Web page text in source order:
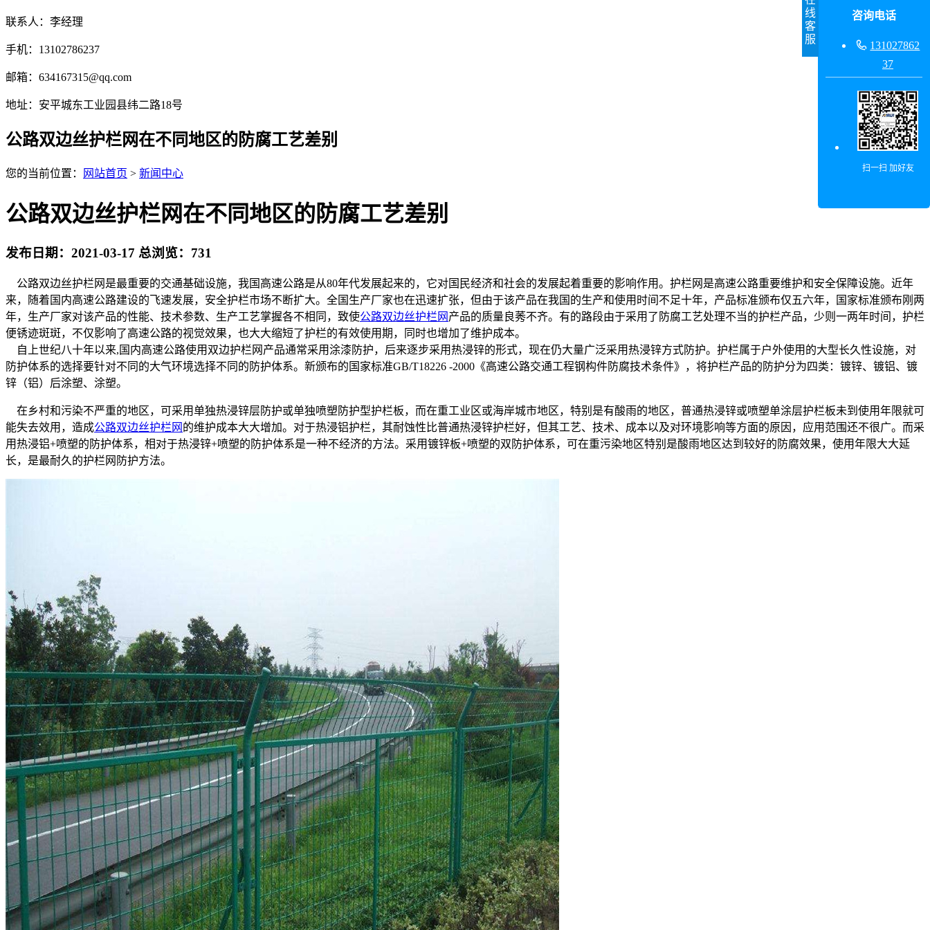
联系人：李经理
手机：13102786237
邮箱：634167315@qq.com
地址：安平城东工业园县纬二路18号
公路双边丝护栏网在不同地区的防腐工艺差别
您的当前位置： 网站首页 > 新闻中心
公路双边丝护栏网在不同地区的防腐工艺差别
发布日期：2021-03-17 总浏览： 731
公路双边丝护栏网是最重要的交通基础设施，我国高速公路是从80年代发展起来的，它对国民经济和社会的发展起着重要的影响作用。护栏网是高速公路重要维护和安全保障设施。近年
来，随着国内高速公路建设的飞速发展，安全护栏市场不断扩大。全国生产厂家也在迅速扩张，但由于该产品在我国的生产和使用时间不足十年，产品标准颁布仅五六年，国家标准颁布刚两
年，生产厂家对该产品的性能、技术参数、生产工艺掌握各不相同，致使公路双边丝护栏网 产品的质量良莠不齐。有的路段由于采用了防腐工艺处理不当的护栏产品，少则一两年时间，护栏
便锈迹斑斑，不仅影响了高速公路的视觉效果，也大大缩短了护栏的有效使用期，同时也增加了维护成本。
自上世纪八十年以来,国内高速公路使用双边护栏网产品通常采用涂漆防护，后来逐步采用热浸锌的形式，现在仍大量广泛采用热浸锌方式防护。护栏属于户外使用的大型长久性设施，对
防护体系的选择要针对不同的大气环境选择不同的防护体系。新颁布的国家标准GB/T18226 -2000《高速公路交通工程钢构件防腐技术条件》，将护栏产品的防护分为四类：镀锌、镀铝、镀
锌（铝）后涂塑、涂塑。
在乡村和污染不严重的地区，可采用单独热浸锌层防护或单独喷塑防护型护栏板，而在重工业区或海岸城市地区，特别是有酸雨的地区，普通热浸锌或喷塑单涂层护栏板未到使用年限就可
能失去效用，造成公路双边丝护栏网 的维护成本大大增加。对于热浸铝护栏，其耐蚀性比普通热浸锌护栏好，但其工艺、技术、成本以及对环境影响等方面的原因，应用范围还不很广。而采
用热浸铝+喷塑的防护体系，相对于热浸锌+喷塑的防护体系是一种不经济的方法。采用镀锌板+喷塑的双防护体系，可在重污染地区特别是酸雨地区达到较好的防腐效果，使用年限大大延
长，是最耐久的护栏网防护方法。
线
客
服
咨询电话
 131027862
37
扫一扫 加好友